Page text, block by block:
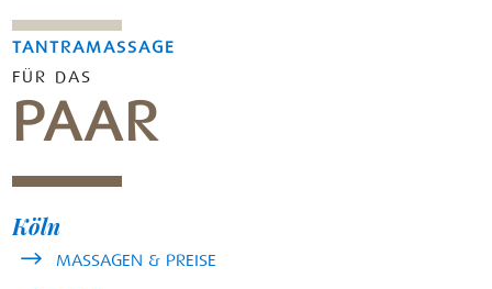
TANTRAMASSAGE
FÜR DAS
PAAR
Köln
MASSAGEN & PREISE